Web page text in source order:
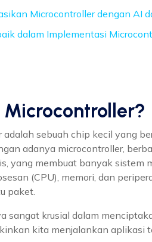
Microcontroller dengan AI
dalam Implementasi
adalah sebuah chip kecil yang
adanya microcontroller,
yang membuat banyak sistem
(CPU), memori, dan
paket.
sangat krusial dalam
kita menjalankan aplikasi